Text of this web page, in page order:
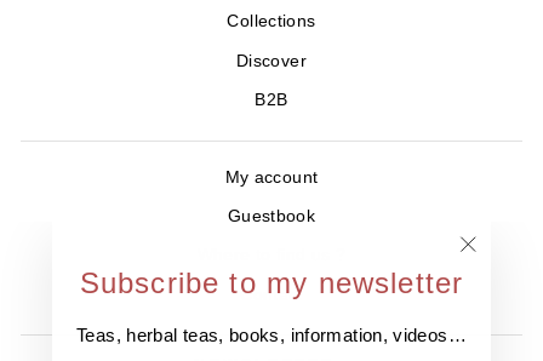
Subscribe to my newsletter
Teas, herbal teas, books, information, videos…
Collections
Discover
B2B
My account
Guestbook
Contact